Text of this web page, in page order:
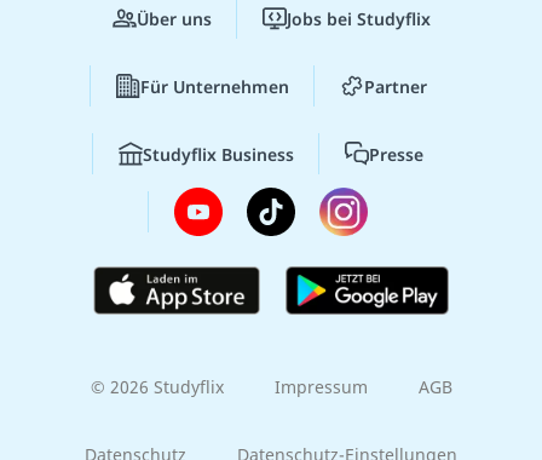
Über uns Jobs bei Studyflix
Für Unternehmen Partner
Studyflix Business Presse
© 2026 Studyflix Impressum AGB
Datenschutz Datenschutz-Einstellungen